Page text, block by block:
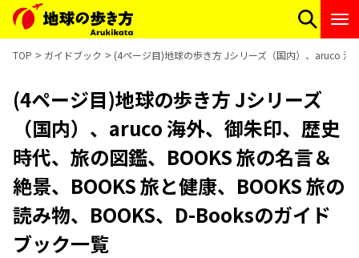
TOP ガイドブック (4ページ目)地球の歩き方 Jシリーズ（国内）、aruco 海
(4ページ目)地球の歩き方 Jシリーズ
（国内）、aruco 海外、御朱印、歴史
時代、旅の図鑑、BOOKS 旅の名言＆
絶景、BOOKS 旅と健康、BOOKS 旅の
読み物、BOOKS、D-Booksのガイド
ブック一覧